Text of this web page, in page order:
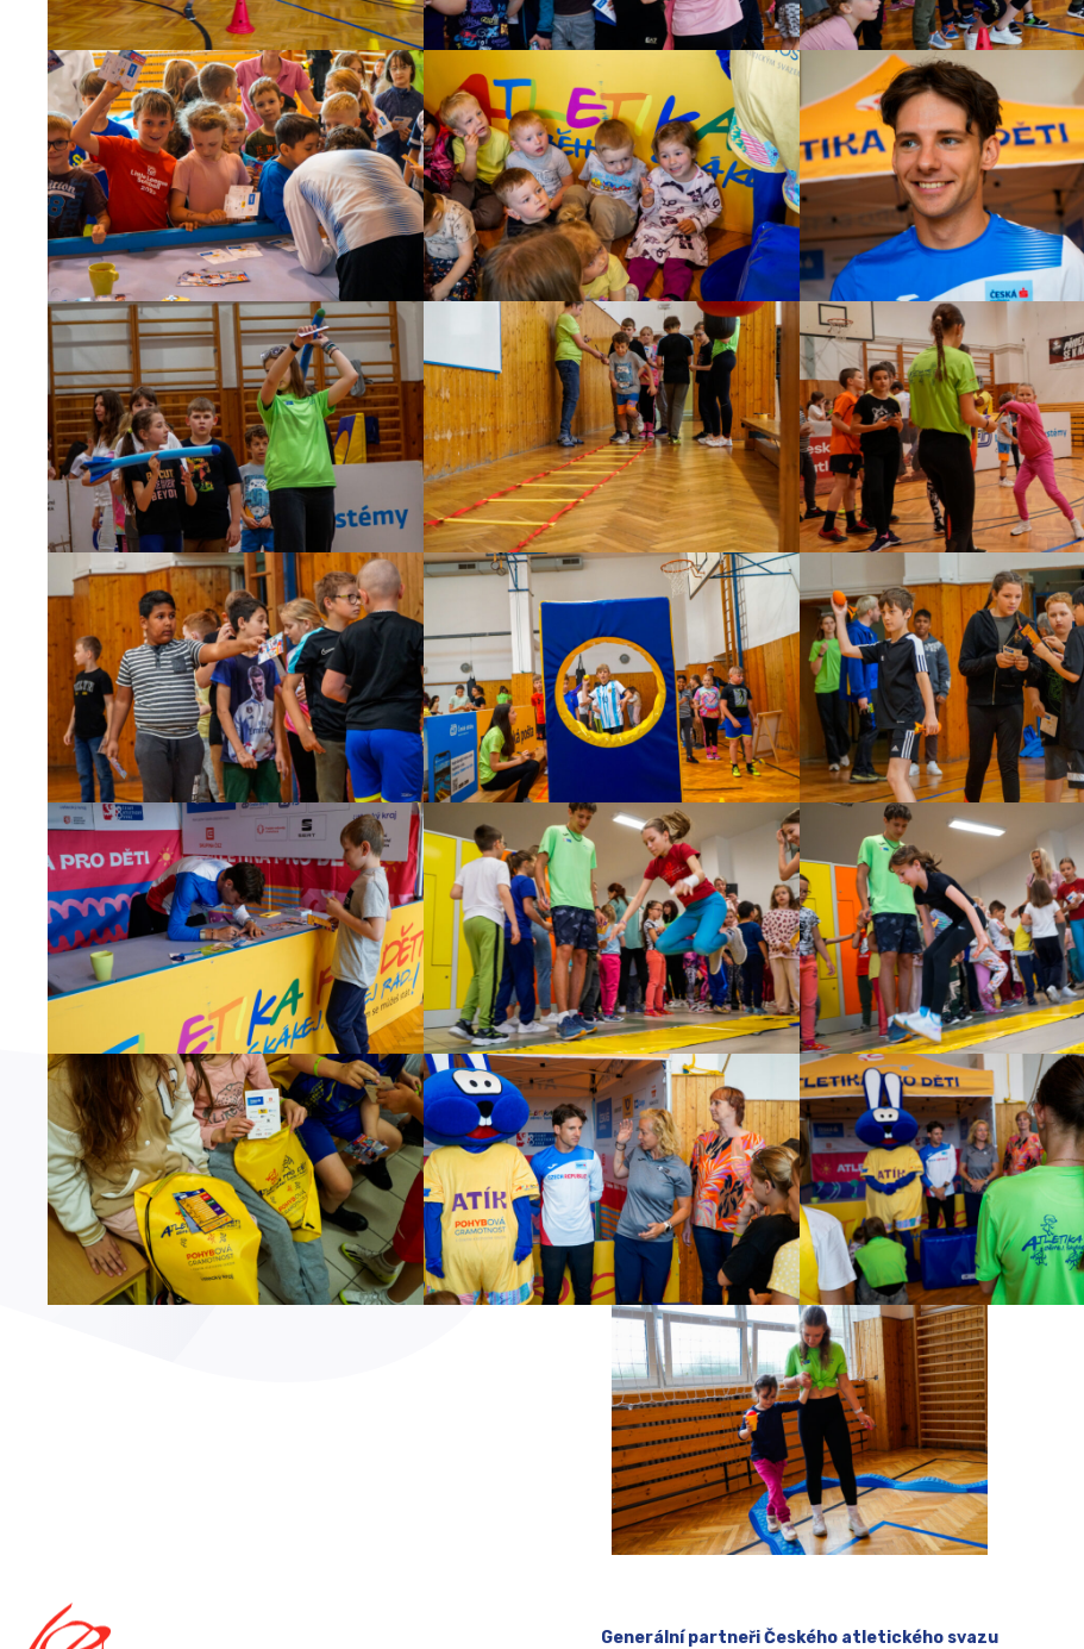
Generální partneři Českého atletického svazu